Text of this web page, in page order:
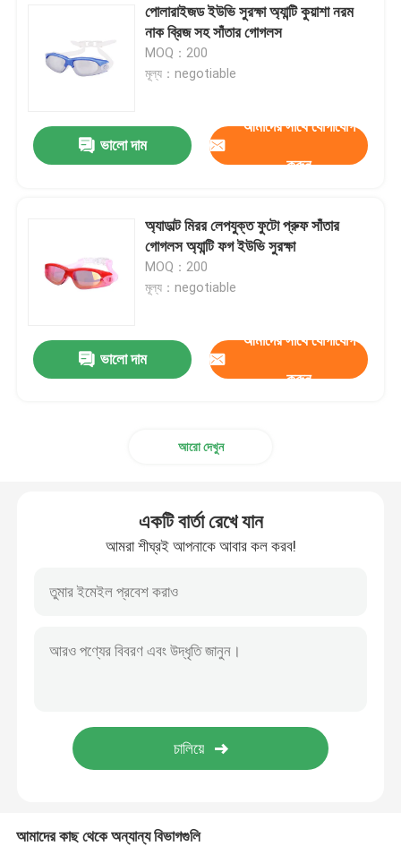
স্কুবা ডাইভিং স্নোরকেল
পোলারাইজড ইউভি সুরক্ষা অ্যান্টি কুয়াশা নরম
নাক ব্রিজ সহ সাঁতার গোগলস
MOQ：200
মূল্য：negotiable
ভালো দাম
আমাদের সাথে যোগাযোগ
করুন
অ্যাডাল্ট মিরর লেপযুক্ত ফুটো প্রুফ সাঁতার
গোগলস অ্যান্টি ফগ ইউভি সুরক্ষা
MOQ：200
মূল্য：negotiable
ভালো দাম
আমাদের সাথে যোগাযোগ
করুন
আরো দেখুন
একটি বার্তা রেখে যান
আমরা শীঘ্রই আপনাকে আবার কল করব!
আমাদের কাছ থেকে অন্যান্য বিভাগগুলি